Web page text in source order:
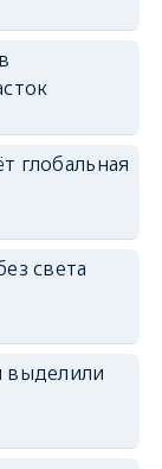
глобальная
света
выделили